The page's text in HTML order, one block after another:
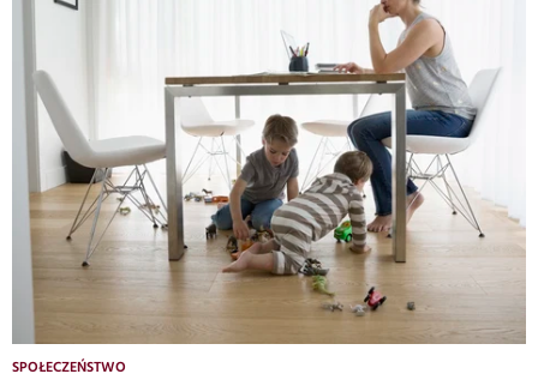
SPOŁECZEŃSTWO